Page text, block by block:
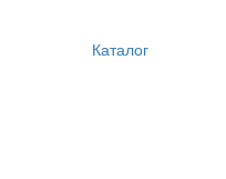
Каталог